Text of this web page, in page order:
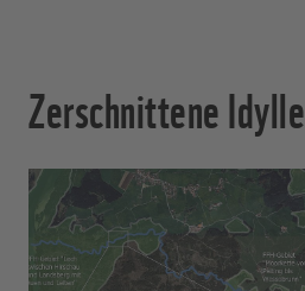
Zerschnittene Idylle